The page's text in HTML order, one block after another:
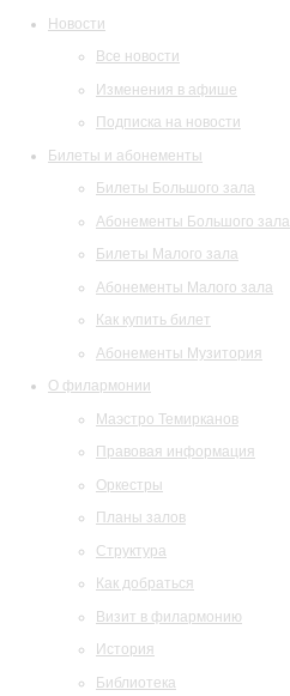
Новости
Все новости
Изменения в афише
Подписка на новости
Билеты и абонементы
Билеты Большого зала
Абонементы Большого зала
Билеты Малого зала
Абонементы Малого зала
Как купить билет
Абонементы Музитория
О филармонии
Маэстро Темирканов
Правовая информация
Оркестры
Планы залов
Структура
Как добраться
Визит в филармонию
История
Библиотека